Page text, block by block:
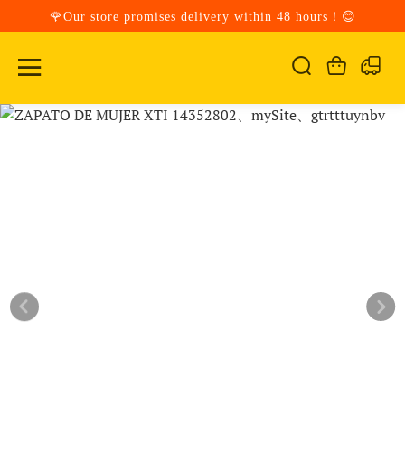
🌹Our store promises delivery within 48 hours！😊